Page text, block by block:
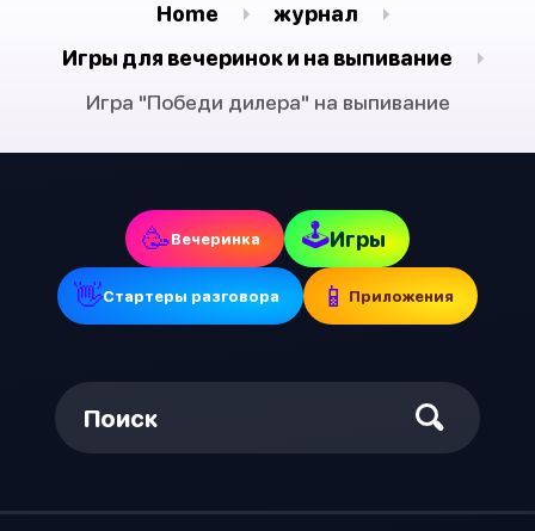
Home
журнал
Игры для вечеринок и на выпивание
Игра "Победи дилера" на выпивание
🥳Вечеринка 🕹Игры
👋Стартеры разговора 📱 Приложения
Поиск